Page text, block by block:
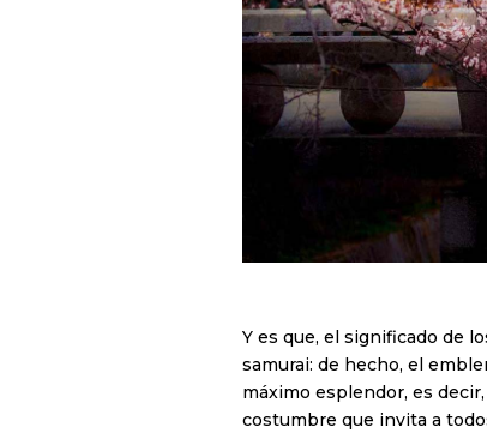
Y es que, el significado de
samurai: de hecho, el
máximo esplendor, es
costumbre que invita a